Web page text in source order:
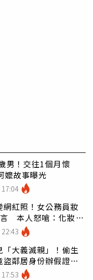
男！交往1個月懷
故事曝光
紅照！女公務員妝
本人怒嗆：化妝有
大義滅親」！偷生
鄰居身份辦假證落